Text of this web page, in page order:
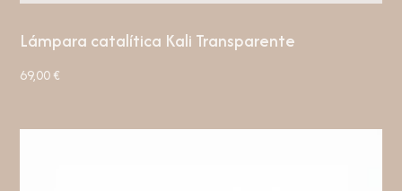
Lámpara catalítica Kali Transparente
69,00€